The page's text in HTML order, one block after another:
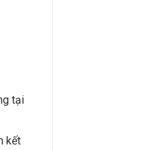
tại
kết